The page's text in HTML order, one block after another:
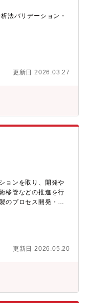
法バリデーション・
更新日 2026.03.27
ョンを取り、開発や
移管などの推進を行
のプロセス開発・ス
ードする
更新日 2026.05.20